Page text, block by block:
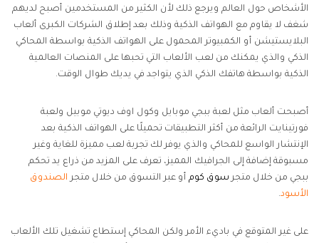
الأشخاص حول العالم ويرجع ذلك لأن الكثير من المستخدمين أصبح لديهم
شغف لا يقاوم مع الهواتف الذكية وذلك بعد إطلاق الشركات الكبرى ألعاب
البلايستيشن أو الكمبيوتر المحمول على الهواتف الذكية بواسطة المحاكي
الذكي والذي يمكنك من لعب الألعاب التي تحبها على المنصات العالمية
الذكية بواسطة هاتفك الذكي الذي يتواجد في يديك طوال الوقت.
أصبحت ألعاب مثل لعبة ببجي موبايل وكول اوف ديوتي موبيل ولعبة
فورتينايت الرائعة من أكثر التطبيقات تحميلًا على الهواتف الذكية بعد
الإنتشار الواسع للمحاكي والذي يوفر لك تجربة لعب مميزة للغاية وغير
مسبوقة إضافة إلى الجرافيك المميز، تعرف على المزيد من ذراع يد تحكم
ببجي من خلال متجر سوق كوم أو عبر التسوق من خلال متجر الصندوق
الأسود.
على غير المتوقع في باديء الأمر ولكن المحاكي إستطاع تشغيل تلك الألعاب